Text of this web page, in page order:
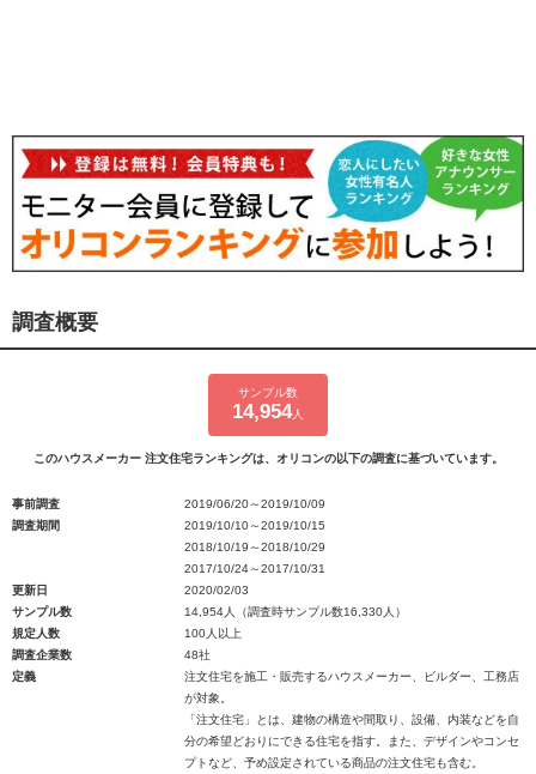
調査概要
サンプル数
14,954人
このハウスメーカー 注文住宅ランキングは、オリコンの以下の調査に基づいています。
事前調査
2019/06/20～2019/10/09
調査期間
2019/10/10～2019/10/15
2018/10/19～2018/10/29
2017/10/24～2017/10/31
更新日
2020/02/03
サンプル数
14,954人（調査時サンプル数16,330人）
規定人数
100人以上
調査企業数
48社
定義
注文住宅を施工・販売するハウスメーカー、ビルダー、工務店
が対象。
「注文住宅」とは、建物の構造や間取り、設備、内装などを自
分の希望どおりにできる住宅を指す。また、デザインやコンセ
プトなど、予め設定されている商品の注文住宅も含む。